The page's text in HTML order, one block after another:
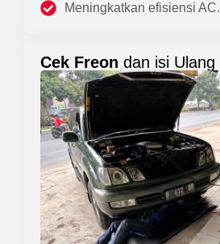
Meningkatkan efisiensi AC.
Cek Freon dan isi Ulang